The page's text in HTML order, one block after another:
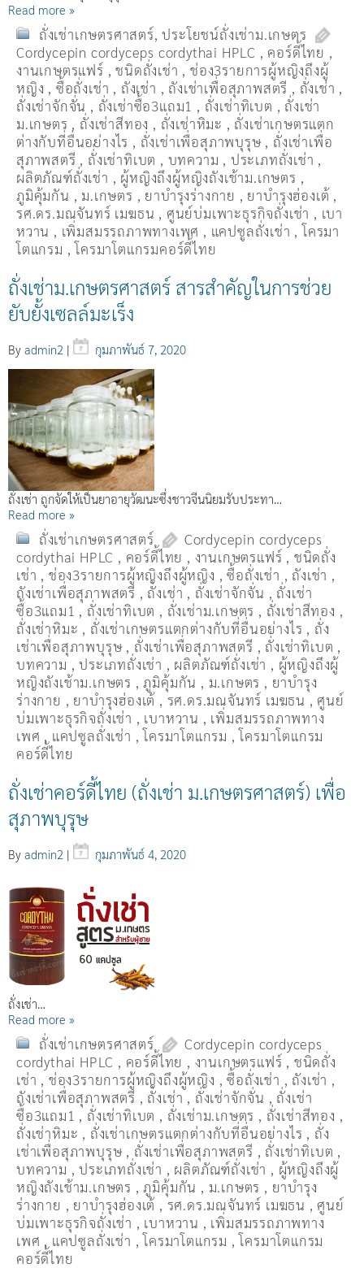
Read more »
ถั่งเช่าเกษตรศาสตร์,ประโยชน์ถั่งเช่าม.เกษตร
Cordycepin cordyceps cordythai HPLC , คอร์ดี้ไทย ,
งานเกษตรแฟร์ ,ชนิดถั่งเช่า ,ช่อง3รายการผู้หญิงถึงผู้
หญิง , ซื้อถั่งเช่า , ถังเช่า , ถังเช่าเพื่อสุภาพสตรี , ถั่งเช่า ,
ถั่งเช่าจักจั่น , ถั่งเช่าซื้อ3แถม1 , ถั่งเช่าทิเบต , ถั่งเช่า
ม.เกษตร , ถั่งเช่าสีทอง , ถั่งเช่าหิมะ , ถั่งเช่าเกษตรแตก
ต่างกับที่อื่นอย่างไร , ถั่งเช่าเพื่อสุภาพบุรุษ , ถั่งเช่าเพื่อ
สุภาพสตรี , ถั่่งเช่าทิเบต , บทความ , ประเภทถั่งเช่า ,
ผลิตภัณฑ์ถั่งเช่า , ผู้หญิงถึงผู้หญิงถังเช้าม.เกษตร ,
ภูมิคุ้มกัน ,ม.เกษตร , ยาบำรุงร่างกาย , ยาบำรุงฮ่องเต้ ,
รศ.ดร.มณจันทร์ เมฆธน , ศูนย์บ่มเพาะธุรกิจถั่งเช่า , เบา
หวาน , เพิ่มสมรรถภาพทางเพศ , แคปซูลถั่งเช่า ,โครมา
โตแกรม ,โครมาโตแกรมคอร์ดี้ไทย
ถั่งเช่าม.เกษตรศาสตร์ สารสำคัญในการช่วย
ยับยั้งเซลล์มะเร็ง
By admin2 | กุมภาพันธ์ 7, 2020
ถั่งเช่า ถูกจัดให้เป็นยาอายุวัฒนะซึ่งชาวจีนนิยมรับประทา…
Read more »
ถั่งเช่าเกษตรศาสตร์
Cordycepin cordyceps
cordythai HPLC , คอร์ดี้ไทย , งานเกษตรแฟร์ , ชนิดถั่ง
เช่า , ช่อง3รายการผู้หญิงถึงผู้หญิง ,ซื้อถั่งเช่า , ถังเช่า ,
ถังเช่าเพื่อสุภาพสตรี , ถั่งเช่า , ถั่งเช่าจักจั่น , ถั่งเช่า
ซื้อ3แถม1 , ถั่งเช่าทิเบต , ถั่งเช่าม.เกษตร , ถั่งเช่าสีทอง ,
ถั่งเช่าหิมะ , ถั่งเช่าเกษตรแตกต่างกับที่อื่นอย่างไร , ถั่ง
เช่าเพื่อสุภาพบุรุษ , ถั่งเช่าเพื่อสุภาพสตรี , ถั่่งเช่าทิเบต ,
บทความ ,ประเภทถั่งเช่า , ผลิตภัณฑ์ถั่งเช่า , ผู้หญิงถึงผู้
หญิงถังเช้าม.เกษตร ,ภูมิคุ้มกัน , ม.เกษตร , ยาบำรุง
ร่างกาย , ยาบำรุงฮ่องเต้ , รศ.ดร.มณจันทร์ เมฆธน , ศูนย์
บ่มเพาะธุรกิจถั่งเช่า , เบาหวาน , เพิ่มสมรรถภาพทาง
เพศ , แคปซูลถั่งเช่า ,โครมาโตแกรม ,โครมาโตแกรม
คอร์ดี้ไทย
ถั่งเช่าคอร์ดี้ไทย (ถั่งเช่า ม.เกษตรศาสตร์) เพื่อ
สุภาพบุรุษ
By admin2 | กุมภาพันธ์ 4, 2020
ถั่งเช่า…
Read more »
ถั่งเช่าเกษตรศาสตร์
Cordycepin cordyceps
cordythai HPLC , คอร์ดี้ไทย , งานเกษตรแฟร์ , ชนิดถั่ง
เช่า , ช่อง3รายการผู้หญิงถึงผู้หญิง ,ซื้อถั่งเช่า , ถังเช่า ,
ถังเช่าเพื่อสุภาพสตรี , ถั่งเช่า , ถั่งเช่าจักจั่น , ถั่งเช่า
ซื้อ3แถม1 , ถั่งเช่าทิเบต , ถั่งเช่าม.เกษตร , ถั่งเช่าสีทอง ,
ถั่งเช่าหิมะ , ถั่งเช่าเกษตรแตกต่างกับที่อื่นอย่างไร , ถั่ง
เช่าเพื่อสุภาพบุรุษ , ถั่งเช่าเพื่อสุภาพสตรี , ถั่่งเช่าทิเบต ,
บทความ ,ประเภทถั่งเช่า , ผลิตภัณฑ์ถั่งเช่า , ผู้หญิงถึงผู้
หญิงถังเช้าม.เกษตร ,ภูมิคุ้มกัน , ม.เกษตร , ยาบำรุง
ร่างกาย , ยาบำรุงฮ่องเต้ , รศ.ดร.มณจันทร์ เมฆธน , ศูนย์
บ่มเพาะธุรกิจถั่งเช่า , เบาหวาน , เพิ่มสมรรถภาพทาง
เพศ , แคปซูลถั่งเช่า ,โครมาโตแกรม ,โครมาโตแกรม
คอร์ดี้ไทย